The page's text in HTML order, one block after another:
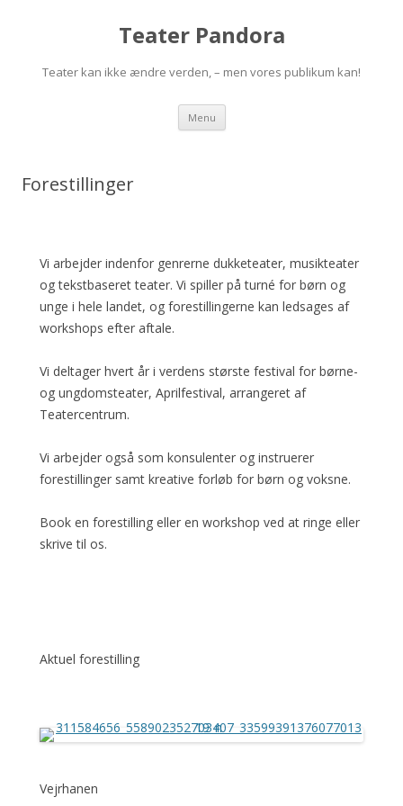
Teater Pandora
Teater kan ikke ændre verden, – men vores publikum kan!
Menu Videre
indhold
Forestillinger
Vi arbejder indenfor genrerne dukketeater, musikteater
og tekstbaseret teater. Vi spiller på turné for børn og
unge i hele landet, og forestillingerne kan ledsages af
workshops efter aftale.
Vi deltager hvert år i verdens største festival for børne-
og ungdomsteater, Aprilfestival, arrangeret af
Teatercentrum.
Vi arbejder også som konsulenter og instruerer
forestillinger samt kreative forløb for børn og voksne.
Book en forestilling eller en workshop ved at ringe eller
skrive til os.
Aktuel forestilling
Vejrhanen